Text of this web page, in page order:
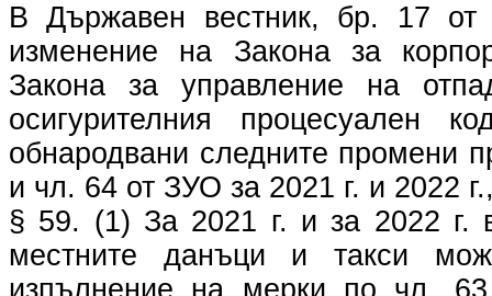
В Държавен вестник, бр. 17
изменение на Закона за
Закона за управление на
осигурителния
обнародвани следните промени
и чл. 64 от ЗУО за 2021 г. и 2022
§ 59. (1) За 2021 г. и за 2022 г.
местните данъци и такси
изпълнение на мерки по чл.